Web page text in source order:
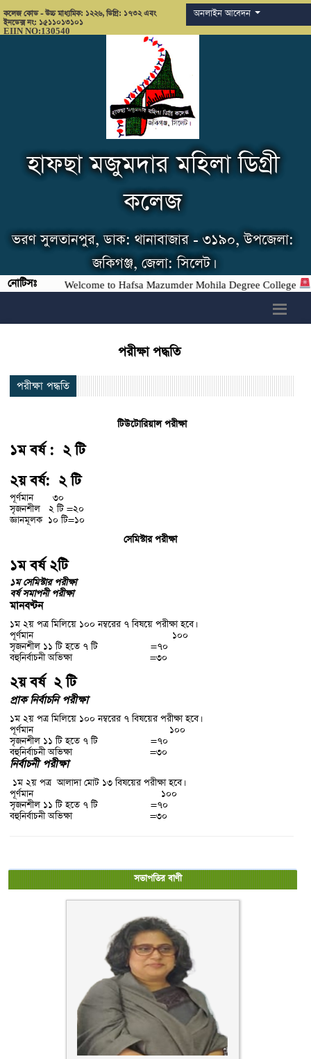
কলেজ কোড - উচ্চ মাধ্যমিক: ১২২৬, ডিগ্রি: ১৭৩২ এবং
ইনডেক্স নং: ১৫১১০১৩১০১
EIIN NO:130540
অনলাইন আবেদন
হাফছা মজুমদার মহিলা ডিগ্রী
কলেজ
ভরণ সুলতানপুর, ডাক: থানাবাজার - ৩১৯০, উপজেলা:
জকিগঞ্জ, জেলা: সিলেট।
নোটিসঃWelcome to Hafsa Mazumder Mohila Degree College
পরীক্ষা পদ্ধতি
পরীক্ষা পদ্ধতি
টিউটোরিয়াল পরীক্ষা
১ম বর্ষ : ২ টি
২য় বর্ষ: ২ টি
পূর্ণমান ৩০
সৃজনশীল ২ টি =২০
জ্ঞানমূলক ১০ টি=১০
সেমিস্টার পরীক্ষা
১ম বর্ষ ২টি
১ম সেমিস্টার পরীক্ষা
বর্ষ সমাপনী পরীক্ষা
মানবণ্টন
১ম ২য় পত্র মিলিয়ে ১০০ নম্বরের ৭ বিষয়ে পরীক্ষা হবে।
পূর্ণমান ১০০
সৃজনশীল ১১ টি হতে ৭ টি =৭০
বহুনির্বাচনী অভিক্ষা =৩০
২য় বর্ষ ২ টি
প্রাক নির্বাচনি পরীক্ষা
১ম ২য় পত্র মিলিয়ে ১০০ নম্বরের ৭ বিষয়ের পরীক্ষা হবে।
পূর্ণমান ১০০
সৃজনশীল ১১ টি হতে ৭ টি =৭০
বহুনির্বাচনী অভিক্ষা =৩০
নির্বাচনী পরীক্ষা
১ম ২য় পত্র আলাদা মোট ১৩ বিষয়ের পরীক্ষা হবে।
পূর্ণমান ১০০
সৃজনশীল ১১ টি হতে ৭ টি =৭০
বহুনির্বাচনী অভিক্ষা =৩০
সভাপতির বাণী